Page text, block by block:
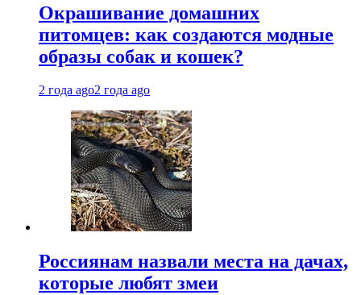
Окрашивание домашних
питомцев: как создаются модные
образы собак и кошек?
2 года ago2 года ago
Россиянам назвали места на дачах,
которые любят змеи